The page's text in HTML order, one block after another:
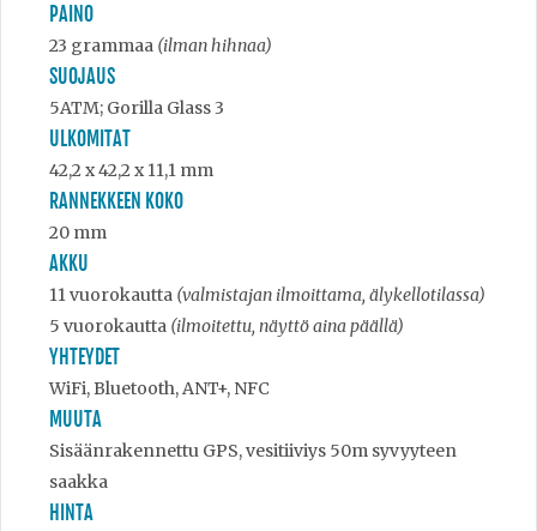
PAINO
23 grammaa (ilman hihnaa)
SUOJAUS
5ATM; Gorilla Glass 3
ULKOMITAT
42,2 x 42,2 x 11,1 mm
RANNEKKEEN KOKO
20 mm
AKKU
11 vuorokautta (valmistajan ilmoittama, älykellotilassa)
5 vuorokautta (ilmoitettu, näyttö aina päällä)
YHTEYDET
WiFi, Bluetooth, ANT+, NFC
MUUTA
Sisäänrakennettu GPS, vesitiiviys 50m syvyyteen
saakka
HINTA